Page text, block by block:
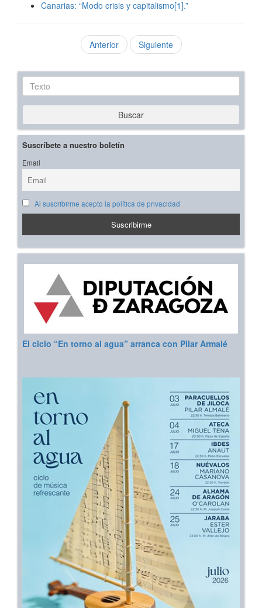
Canarias: “Modo crisis y capitalismo[1].”
Anterior Siguiente
Texto
Buscar
Suscríbete a nuestro boletín
Email
Al suscribirme acepto la política de privacidad
El ciclo “En torno al agua” arranca con Pilar Armalé